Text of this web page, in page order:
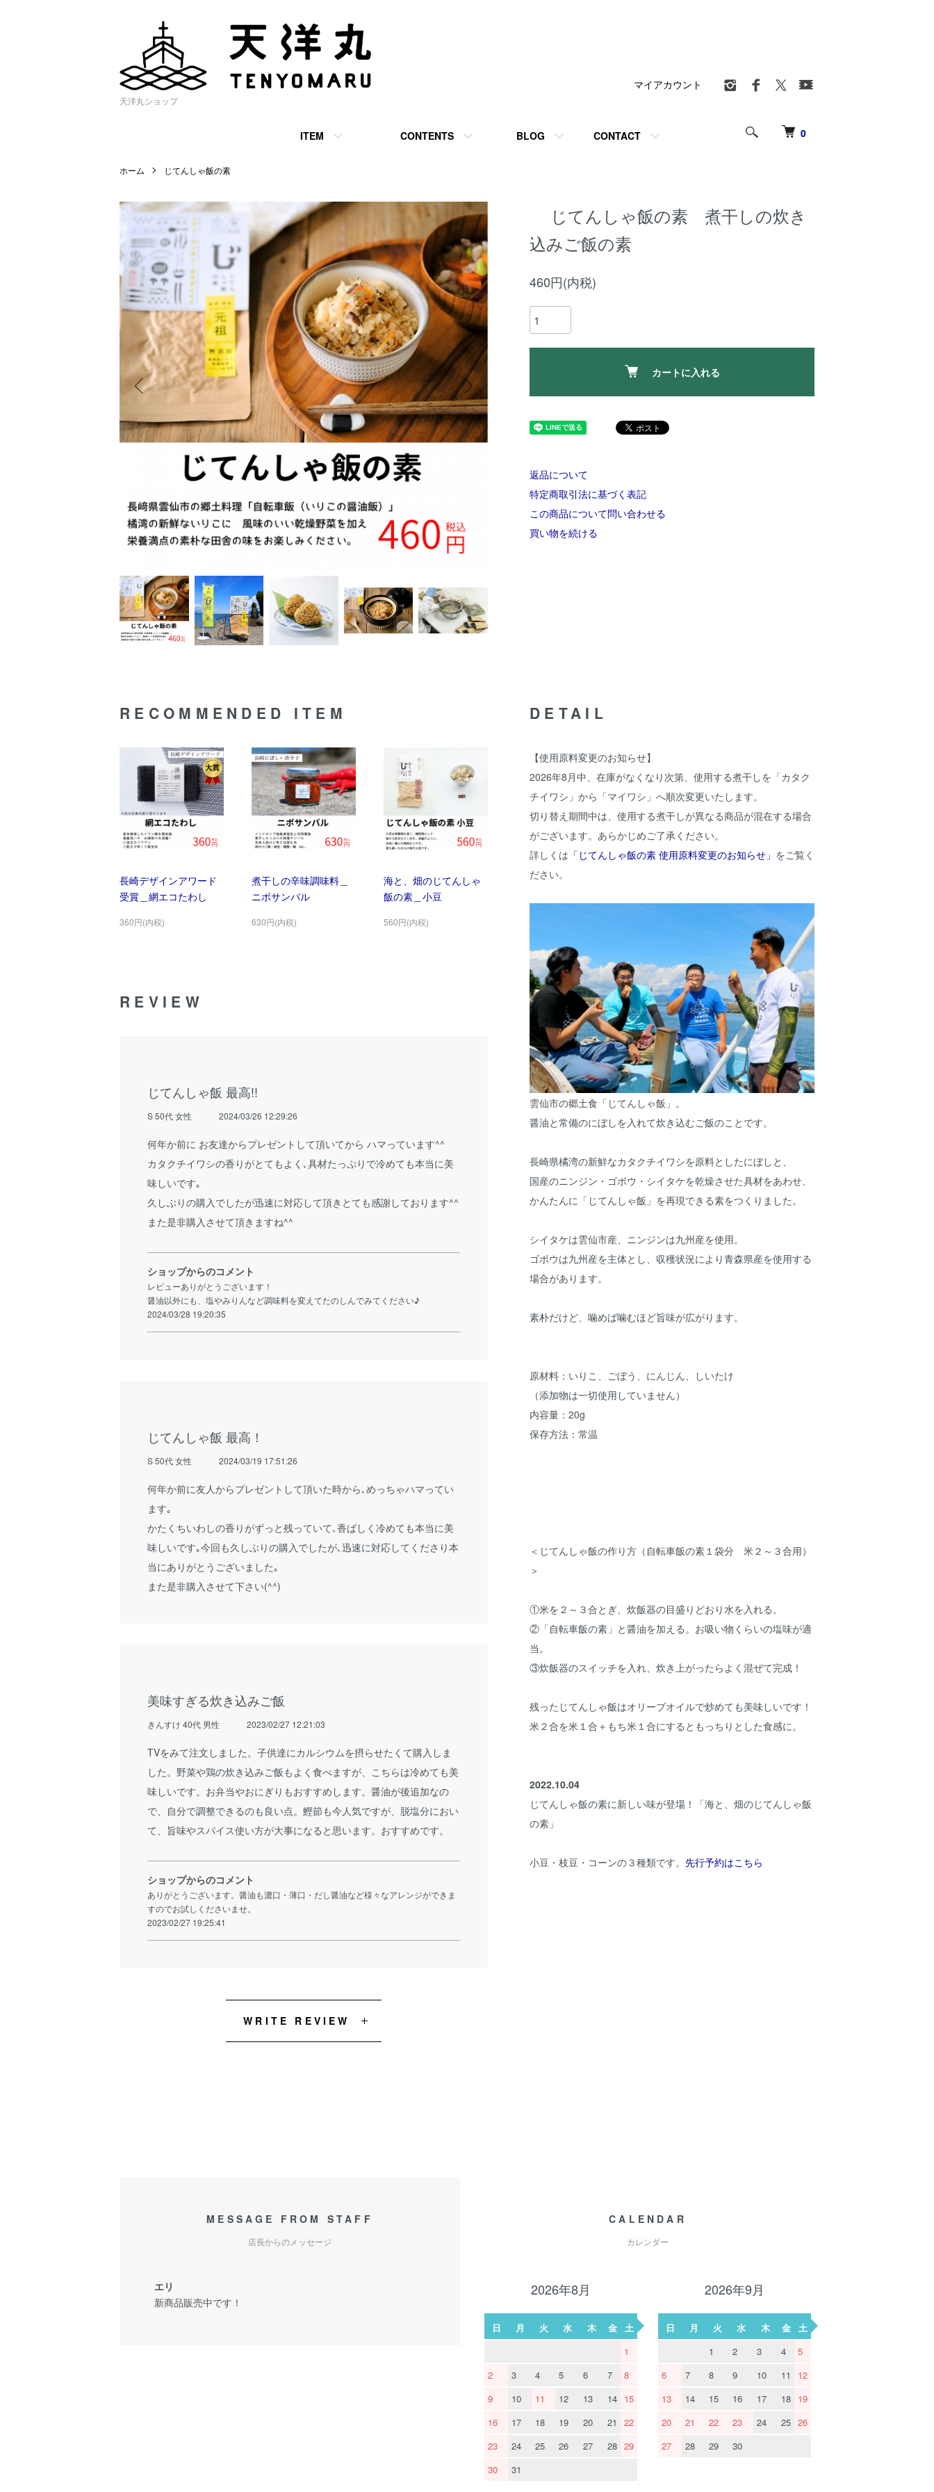
天洋丸ショップ
0
ITEM CONTENTS BLOG CONTACT
マイアカウント
ホーム じてんしゃ飯の素
じてんしゃ飯の素 煮干しの炊き
込みご飯の素
460円(内税)
カートに入れる
返品について
特定商取引法に基づく表記
この商品について問い合わせる
買い物を続ける
DETAIL
【使用原料変更のお知らせ】
2026年8月中、在庫がなくなり次第、使用する煮干しを「カタク
チイワシ」から「マイワシ」へ順次変更いたします。
切り替え期間中は、使用する煮干しが異なる商品が混在する場合
がございます。あらかじめご了承ください。
詳しくは 「じてんしゃ飯の素 使用原料変更のお知らせ」 をご覧く
ださい。
雲仙市の郷土食「じてんしゃ飯」。
醤油と常備のにぼしを入れて炊き込むご飯のことです。
長崎県橘湾の新鮮なカタクチイワシを原料としたにぼしと、
国産のニンジン・ゴボウ・シイタケを乾燥させた具材をあわせ、
かんたんに「じてんしゃ飯」を再現できる素をつくりました。
シイタケは雲仙市産、ニンジンは九州産を使用。
ゴボウは九州産を主体とし、収穫状況により青森県産を使用する
場合があります。
素朴だけど、噛めば噛むほど旨味が広がります。
原材料：いりこ、ごぼう、にんじん、しいたけ
（添加物は一切使用していません）
内容量：20g
保存方法：常温
＜じてんしゃ飯の作り方（自転車飯の素１袋分 米２～３合用）
＞
①米を２～３合とぎ、炊飯器の目盛りどおり水を入れる。
②「自転車飯の素」と醤油を加える。お吸い物くらいの塩味が適
当。
③炊飯器のスイッチを入れ、炊き上がったらよく混ぜて完成！
残ったじてんしゃ飯はオリーブオイルで炒めても美味しいです！
米２合を米１合＋もち米１合にするともっちりとした食感に。
2022.10.04
じてんしゃ飯の素に新しい味が登場！「海と、畑のじてんしゃ飯
の素」
小豆・枝豆・コーンの３種類です。 先行予約はこちら
RECOMMENDED ITEM
長崎デザインアワード
受賞＿網エコたわし
360円(内税)
煮干しの辛味調味料＿
ニボサンバル
630円(内税)
海と、畑のじてんしゃ
飯の素＿小豆
560円(内税)
REVIEW
じてんしゃ飯 最高!!
S 50代 女性 2024/03/26 12:29:26
何年か前に お友達からプレゼントして頂いてから ハマっています^^
カタクチイワシの香りがとてもよく､具材たっぷりで冷めても本当に美
味しいです｡
久しぶりの購入でしたが迅速に対応して頂きとても感謝しております^^
また是非購入させて頂きますね^^
ショップからのコメント
レビューありがとうございます！
醤油以外にも、塩やみりんなど調味料を変えてたのしんでみてください♪
2024/03/28 19:20:35
じてんしゃ飯 最高！
S 50代 女性 2024/03/19 17:51:26
何年か前に友人からプレゼントして頂いた時から､めっちゃハマってい
ます｡
かたくちいわしの香りがずっと残っていて､香ばしく冷めても本当に美
味しいです｡今回も久しぶりの購入でしたが､迅速に対応してくださり本
当にありがとうございました｡
また是非購入させて下さい(^^)
美味すぎる炊き込みご飯
きんすけ 40代 男性 2023/02/27 12:21:03
TVをみて注文しました。子供達にカルシウムを摂らせたくて購入しま
した。野菜や鶏の炊き込みご飯もよく食べますが、こちらは冷めても美
味しいです。お弁当やおにぎりもおすすめします。醤油が後追加なの
で、自分で調整できるのも良い点。鰹節も今人気ですが、脱塩分におい
て、旨味やスパイス使い方が大事になると思います。おすすめです。
ショップからのコメント
ありがとうございます。醤油も濃口・薄口・だし醤油など様々なアレンジができま
すのでお試しくださいませ。
2023/02/27 19:25:41
WRITE REVIEW
MESSAGE FROM STAFF
店長からのメッセージ
エリ
新商品販売中です！
CALENDAR
カレンダー
2026年8月
日 月 火 水 木 金
土
1
2
3 4 5 6 7
8
9
10 11 12 13 14 15
16
17 18 19 20 21
22
23
24 25 26 27 28 29
30
31
2026年9月
日 月 火 水 木 金
土
1
2 3 4
5
6
7 8 9 10 11
12
13
14 15 16 17 18 19
20
21 22 23 24 25 26
27
28 29 30